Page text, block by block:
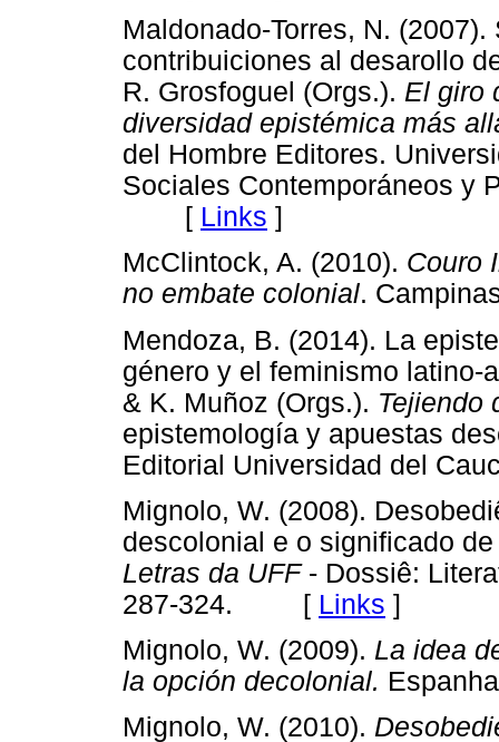
Maldonado-Torres, N.
contribuiciones al desarollo
R. Grosfoguel (Orgs.). El giro
diversidad epistémica más
del Hombre Editores.
Sociales Contemporáneos y
[ Links ]
McClintock, A. (2010). Couro
no embate colonial.
Mendoza, B. (2014). La
género y el feminismo latino-
& K. Muñoz (Orgs.). Tejiendo
epistemología y apuestas
Editorial Universidad del
Mignolo, W. (2008).
descolonial e o significado
Letras da UFF - Dossiê:
287-324. [ Links ]
Mignolo, W. (2009). La idea
la opción decolonial.
Mignolo, W. (2010).